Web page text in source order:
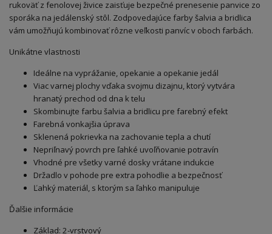
rukoväť z fenolovej živice zaisťuje bezpečné prenesenie panvice zo
sporáka na jedálenský stôl. Zodpovedajúce farby šalvia a bridlica
vám umožňujú kombinovať rôzne veľkosti panvíc v oboch farbách.
Unikátne vlastnosti
Ideálne na vyprážanie, opekanie a opekanie jedál
Viac varnej plochy vďaka svojmu dizajnu, ktorý vytvára
hranatý prechod od dna k telu
Skombinujte farbu šalvia a bridlicu pre farebný efekt
Farebná vonkajšia úprava
Sklenená pokrievka na zachovanie tepla a chutí
Nepriľnavý povrch pre ľahké uvoľňovanie potravín
Vhodné pre všetky varné dosky vrátane indukcie
Držadlo v pohode pre extra pohodlie a bezpečnosť
Ľahký materiál, s ktorým sa ľahko manipuluje
Ďalšie informácie
Základ: 2-vrstvový